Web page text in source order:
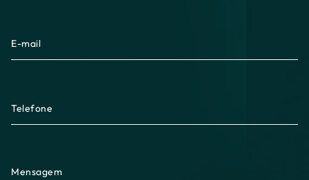
E-mail
Telefone
Mensagem